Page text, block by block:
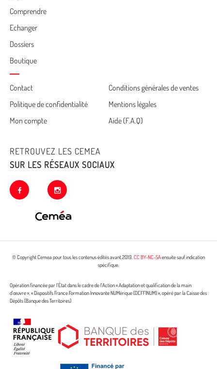
Comprendre
Echanger
Dossiers
Boutique
Cemea
footer
Contact
Conditions générales de ventes
Politique de confidentialité
Mentions légales
Mon compte
Aide (F.A.Q)
RETROUVEZ LES CEMEA
SUR LES RÉSEAUX SOCIAUX
facebook instagram
© Copyright Cemea pour tous les contenus édités avant 2019. CC BY-NC-SAensuite sauf indication
spécifique.
Opération financée par l’État dans le cadre de l’Action « Adaptation et qualification de la main
d’œuvre », « Dispositifs France Formation Innovante NUMérique (DEFFINUM) », opéré par la Caisse des
Dépôts (Banque des Territoires)